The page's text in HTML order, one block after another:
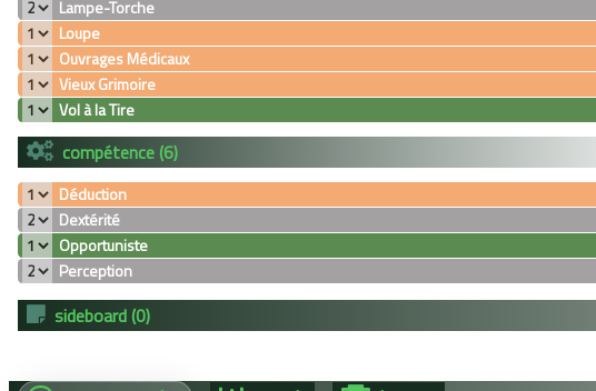
Lampe-Torche
Loupe
Ouvrages Médicaux
Vieux Grimoire
Vol à la Tire
compétence (6)
Déduction
Dextérité
Opportuniste
Perception
sideboard (0)